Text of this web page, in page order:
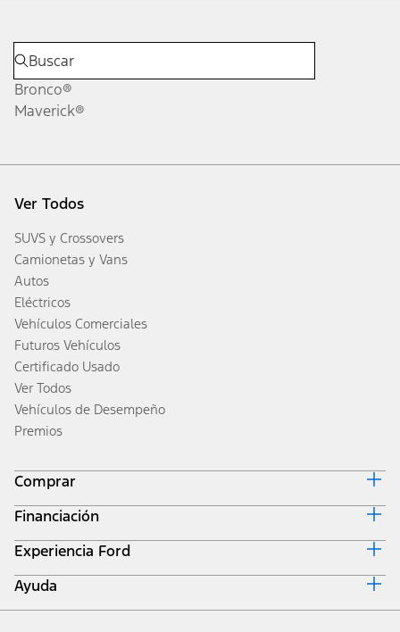
Bronco®
Maverick®
Ver Todos
SUVS y Crossovers
Camionetas y Vans
Autos
Eléctricos
Vehículos Comerciales
Futuros Vehículos
Certificado Usado
Ver Todos
Vehículos de Desempeño
Premios
Comprar
Diseña y Cotiza
Inventario
Obtener una Cotización
Valor de Intercambio
Financiación
Inicio de Ford Credit
Por Qué Ford Credit
Opciones de Financiación
Calculadora de Pagos
Experiencia Ford
Corporativo
Empleos
Ayuda